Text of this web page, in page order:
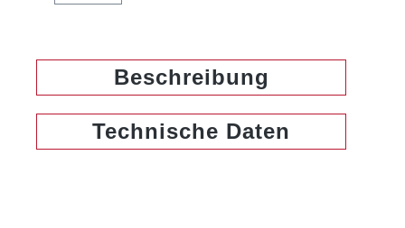
Beschreibung
Technische Daten